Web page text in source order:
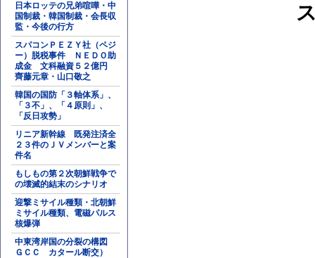
日本ロッテの兄弟喧嘩・中
国制裁・韓国制裁・会長収
監・今後の行方
スパコンＰＥＺＹ社（ペジ
ー）脱税事件 ＮＥＤＯ助
成金 文科融資５２億円
齊藤元章・山口敬之
韓国の国防「３軸体系」、
「３不」、「４原則」、
「反日攻勢」
リニア新幹線 既発注済全
２３件のＪＶメンバーと案
件名
もしもの第２次朝鮮戦争で
の壊滅的結末のシナリオ
迎撃ミサイル種類・北朝鮮
ミサイル種類、電磁パルス
核爆弾
中東湾岸国の分裂の構図
ＧＣＣ カタール断交）